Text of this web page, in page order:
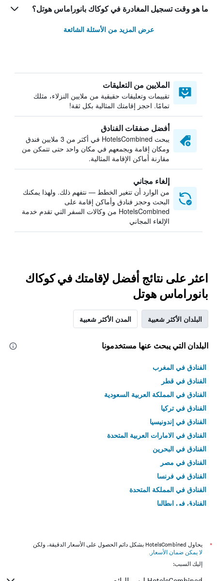
ما هو وقت تسجيل المغادرة في كوكاك بانوراماس هوتل؟
عرض المزيد من الأسئلة الشائعة
الملايين من التعليقات
تقييمات وتعليقات حقيقية من ملايين النزلاء، مثلك
تمامًا. احجز إقامتك المثالية بكل ثقة!
أفضل صفقات الفنادق
يبحث HotelsCombined في أكثر من 3 ملايين فندق
ومكان إقامة ويجمعهم في مكان واحد حتى تتمكن من
مقارنة أماكن الإقامة المثالية.
إلغاء مجاني
من الوارد أن تتغير الخطط — نتفهم ذلك. ولهذا يمكنك
البحث وحجز فنادق وأماكن إقامة على
HotelsCombined من وكالات السفر التي تقدم خدمة
الإلغاء المجاني
اعثر على نتائج أفضل لإقامتك في كوكاك
بانوراماس هوتل
البلدان الأكثر شعبية المدن الأكثر شعبية
البلدان التي يبحث عنها مستخدمونا
الفنادق في المغرب
الفنادق في قطر
الفنادق في المملكة العربية السعودية
الفنادق في تركيا
الفنادق في إندونيسيا
الفنادق في الامارات العربية المتحدة
الفنادق في البحرين
الفنادق في مصر
الفنادق في فرنسا
الفنادق في المملكة المتحدة
الفنادق في إيطاليا
*
يحاول HotelsCombined بشكل دائم الحصول على الأسعار الدقيقة، ولكن
لا يمكن ضمان الأسعار .
إليك السبب: